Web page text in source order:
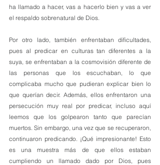
ha llamado a hacer, vas a hacerlo bien y vas a ver
el respaldo sobrenatural de Dios.
Por otro lado, también enfrentaban dificultades,
pues al predicar en culturas tan diferentes a la
suya, se enfrentaban a la cosmovisión diferente de
las personas que los escuchaban, lo que
complicaba mucho que pudieran explicar bien lo
que querían decir. Además, ellos enfrentaron una
persecución muy real por predicar, incluso aquí
leemos que los golpearon tanto que parecían
muertos. Sin embargo, una vez que se recuperaron,
continuaron predicando. ¡Qué impresionante! Esto
es una muestra más de que ellos estaban
cumpliendo un llamado dado por Dios, pues